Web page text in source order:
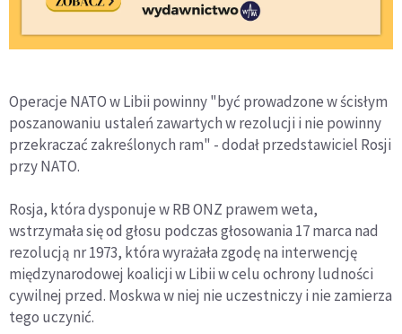
Operacje NATO w Libii powinny "być prowadzone w ścisłym
poszanowaniu ustaleń zawartych w rezolucji i nie powinny
przekraczać zakreślonych ram" - dodał przedstawiciel Rosji
przy NATO.
Rosja, która dysponuje w RB ONZ prawem weta,
wstrzymała się od głosu podczas głosowania 17 marca nad
rezolucją nr 1973, która wyrażała zgodę na interwencję
międzynarodowej koalicji w Libii w celu ochrony ludności
cywilnej przed. Moskwa w niej nie uczestniczy i nie zamierza
tego uczynić.